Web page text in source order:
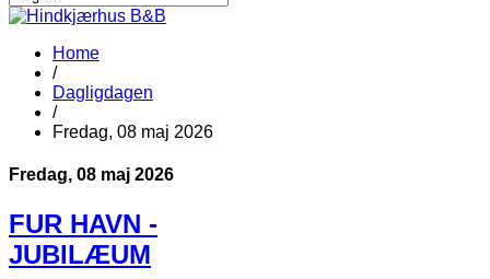
Home
/
Dagligdagen
/
Fredag, 08 maj 2026
Fredag, 08 maj 2026
FUR HAVN -
JUBILÆUM